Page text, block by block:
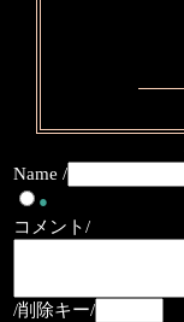
Name /
●
コメント/
/削除キー/